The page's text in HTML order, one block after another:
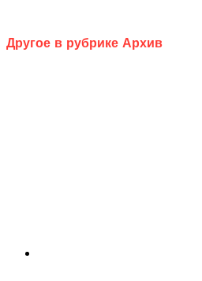
Другое в рубрике Архив